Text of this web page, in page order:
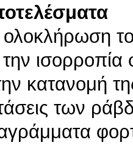
κατανομή
των